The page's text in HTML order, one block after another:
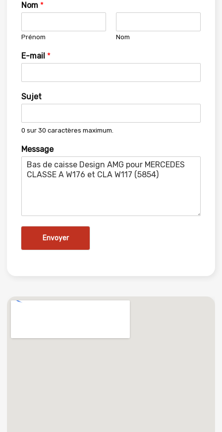
Nom *
Prénom Nom
E-mail *
Sujet
0 sur 30 caractères maximum.
Message
Envoyer